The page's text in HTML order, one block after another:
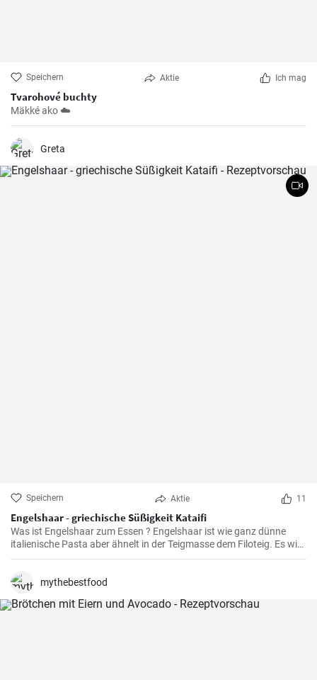
Speichern Aktie Ich mag
Tvarohové buchty
Mäkké ako ☁️
Greta
Speichern Aktie 11
Engelshaar - griechische Süßigkeit Kataifi
Was ist Engelshaar zum Essen ? Engelshaar ist wie ganz dünne
italienische Pasta aber ähnelt in der Teigmasse dem Filoteig. Es wird
im balkanischen Raum für Süßspeisen mit Nüssen und Gewürzen
mythebestfood